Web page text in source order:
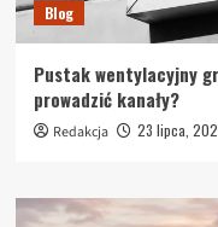
Blog
Pustak wentylacyjny
prowadzić kanały?
Redakcja 23 lipca,